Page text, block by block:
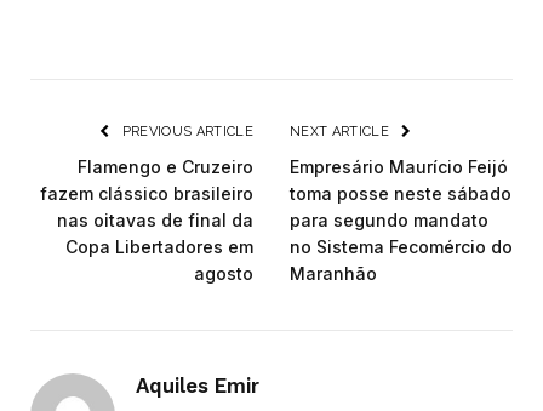
PREVIOUS ARTICLE
Flamengo e Cruzeiro
fazem clássico brasileiro
nas oitavas de final da
Copa Libertadores em
agosto
NEXT ARTICLE
Empresário Maurício Feijó
toma posse neste sábado
para segundo mandato
no Sistema Fecomércio do
Maranhão
Aquiles Emir